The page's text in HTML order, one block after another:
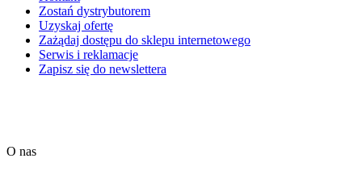
Zostań dystrybutorem
Uzyskaj ofertę
Zażądaj dostępu do sklepu internetowego
Serwis i reklamacje
Zapisz się do newslettera
O nas